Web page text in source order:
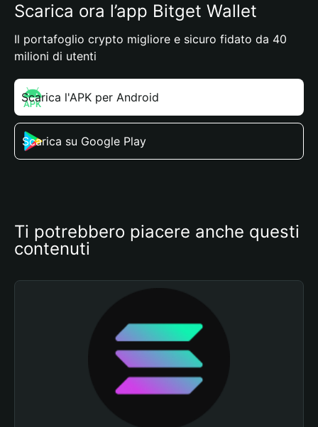
Scarica ora l’app Bitget Wallet
Il portafoglio crypto migliore e sicuro fidato da 40
milioni di utenti
Scarica l'APK per Android
Scarica su Google Play
Ti potrebbero piacere anche questi
contenuti